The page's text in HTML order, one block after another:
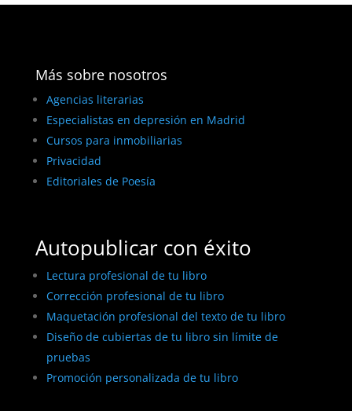
Más sobre nosotros
Agencias literarias
Especialistas en depresión en Madrid
Cursos para inmobiliarias
Privacidad
Editoriales de Poesía
Autopublicar con éxito
Lectura profesional de tu libro
Corrección profesional de tu libro
Maquetación profesional del texto de tu libro
Diseño de cubiertas de tu libro sin límite de
pruebas
Promoción personalizada de tu libro